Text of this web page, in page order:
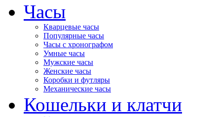
Часы
Кварцевые часы
Популярные часы
Часы с хронографом
Умные часы
Мужские часы
Женские часы
Коробки и футляры
Механические часы
Кошельки и клатчи